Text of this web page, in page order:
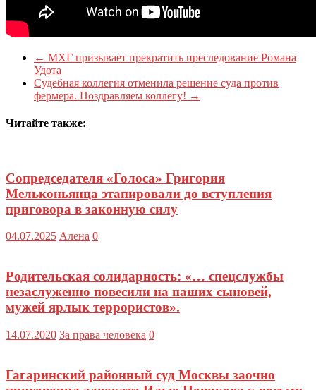
← МХГ призывает прекратить преследование Романа
Удота
Судебная коллегия отменила решение суда против
фермера. Поздравляем коллегу! →
Читайте также:
Сопредседателя «Голоса» Григория
Мельконьянца этапировали до вступления
приговора в законную силу
04.07.2025 Алена 0
Родительская солидарность: «… спецслужбы
незаслуженно повесили на наших сыновей,
мужей ярлык террористов».
14.07.2020 За права человека 0
Гагаринский районный суд Москвы заочно